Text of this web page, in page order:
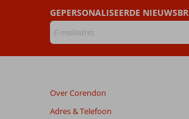
door
onze
klanten
in
Milennia
GEPERSONALISEERDE
Over Corendon
Adres & Telefoon